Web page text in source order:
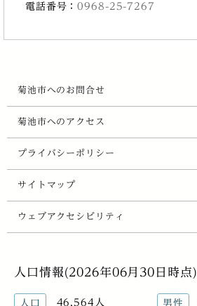
電話番号：0968-25-7267
菊池市へのお問合せ
菊池市へのアクセス
プライバシーポリシー
サイトマップ
ウェブアクセシビリティ
人口情報(2026年06月30日時点)
人口 46,564人 男性